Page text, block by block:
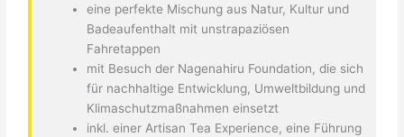
eine perfekte Mischung aus Natur, Kultur und
Badeaufenthalt mit unstrapaziösen
Fahretappen
mit Besuch der Nagenahiru Foundation, die sich
für nachhaltige Entwicklung, Umweltbildung und
Klimaschutzmaßnahmen einsetzt
inkl. einer Artisan Tea Experience, eine Führung